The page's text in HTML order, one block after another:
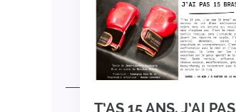
T’AS 15 ANS, J’AI PAS